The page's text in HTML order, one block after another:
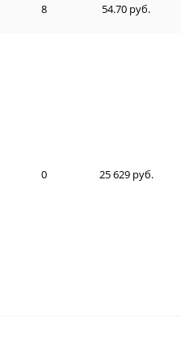
8 54.70 руб.
0 25 629 руб.